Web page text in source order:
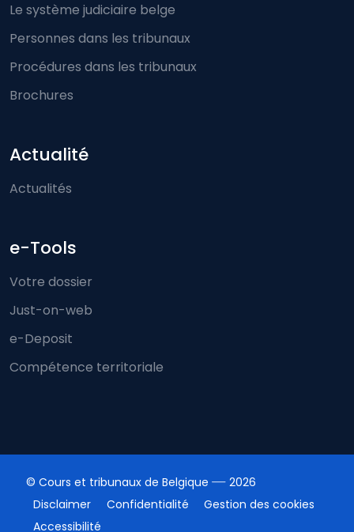
Le système judiciaire belge
Personnes dans les tribunaux
Procédures dans les tribunaux
Brochures
Actualité
Actualités
e-Tools
Votre dossier
Just-on-web
e-Deposit
Compétence territoriale
© Cours et tribunaux de Belgique
2026
Disclaimer
Confidentialité
Gestion des cookies
Accessibilité